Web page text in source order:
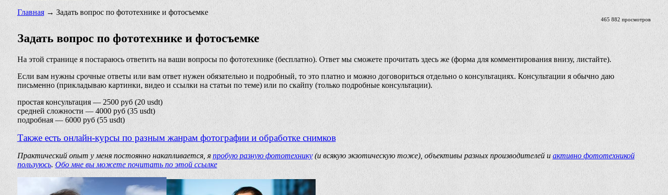
Главная→ Задать вопрос по фототехнике и фотосъемке
465 882 просмотров
Задать вопрос по фототехнике и фотосъемке
На этой странице я постараюсь ответить на ваши вопросы по фототехнике (бесплатно). Ответ мы сможете прочитать здесь же (форма для комментирования внизу, листайте).
Если вам нужны срочные ответы или вам ответ нужен обязательно и подробный, то это платно и можно договориться отдельно о консультациях. Консультации я обычно даю
письменно (прикладываю картинки, видео и ссылки на статьи по теме) или по скайпу (только подробные консультации).
простая консультация— 2500 руб (20 usdt)
средней сложности— 4000 руб (35 usdt)
подробная— 6000 руб (55 usdt)
Также есть онлайн-курсы по разным жанрам фотографии и обработке снимков
Практический опыт у меня постоянно накапливается, я пробую разную фототехнику(и всякую экзотическую тоже), объективы разных производителей и активно фототехникой
пользуюсь. Обо мне вы можете почитать по этой ссылке